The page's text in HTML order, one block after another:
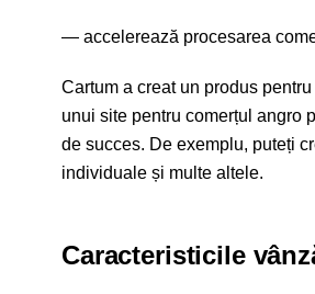
accelerează procesarea
Cartum a creat un produs
unui site pentru comerțul angro
de succes. De exemplu, puteți
individuale și multe altele.
Caracteristicile